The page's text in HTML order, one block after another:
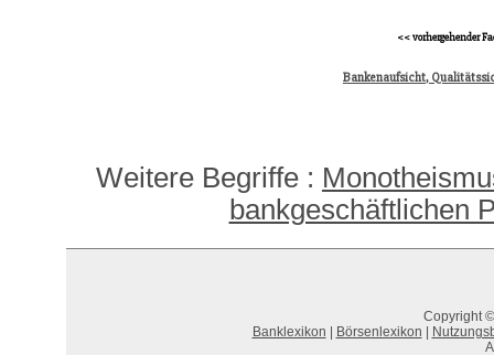
<< vorhergehender
Bankenaufsicht,
Weitere Begriffe :
bankgeschäftlichen
Copyright
Banklexikon
Börsenlexikon